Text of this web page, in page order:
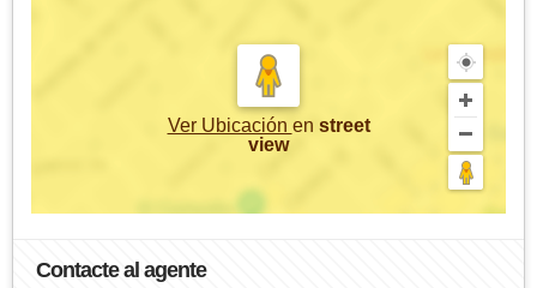
Ver Ubicación en street
view
Contacte al agente